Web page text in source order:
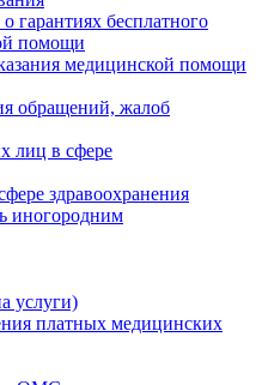
гарантиях бесплатного
помощи
медицинской помощи
обращений, жалоб
лиц в сфере
здравоохранения
иногородним
услуги)
платных медицинских